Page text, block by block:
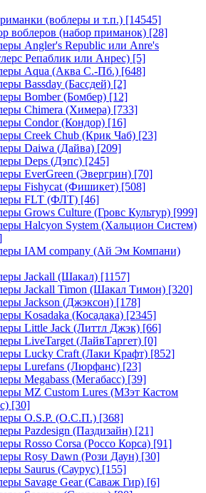
(воблеры и т.п.) [14545]
воблеров (набор приманок) [28]
Angler's Republic или Anre's
Репаблик или Анрес) [5]
Aqua (Аква С.-Пб.) [648]
Bassday (Бассдей) [2]
Bomber (Бомбер) [12]
Chimera (Химера) [733]
Condor (Кондор) [16]
Creek Chub (Крик Чаб) [23]
Daiwa (Дайва) [209]
Deps (Дэпс) [245]
EverGreen (Эвергрин) [70]
Fishycat (Фишикет) [508]
FLT (ФЛТ) [46]
Grows Culture (Гровс Культур) [999]
Halcyon System (Хальцион Систем)
IAM company (Ай Эм Компани)
Jackall (Шакал) [1157]
Jackall Timon (Шакал Тимон) [320]
Jackson (Джэксон) [178]
Kosadaka (Косадака) [2345]
Little Jack (Литтл Джэк) [66]
LiveTarget (ЛайвТаргет) [0]
Lucky Craft (Лаки Крафт) [852]
Lurefans (Люрфанс) [23]
Megabass (Мегабасс) [39]
MZ Custom Lures (МЗэт Кастом
[30]
O.S.P. (О.С.П.) [368]
Pazdesign (Паздизайн) [21]
Rosso Corsa (Россо Корса) [91]
Rosy Dawn (Рози Даун) [30]
Saurus (Саурус) [155]
Savage Gear (Саваж Гир) [6]